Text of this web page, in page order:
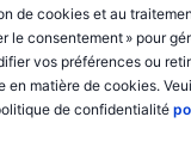
de cookies et au
le consentement » pour
vos préférences ou
en matière de cookies.
de confidentialité
XXXXXXX
XXXXXXX